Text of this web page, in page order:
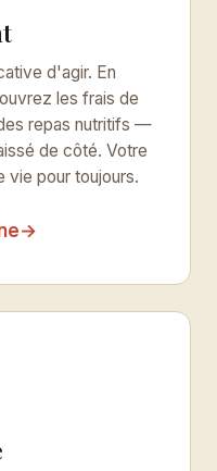
d'agir. En
les frais de
repas nutritifs —
de côté. Votre
vie pour toujours.
→